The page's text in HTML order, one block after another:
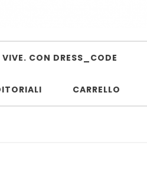
CON DRESS_CODE
CARRELLO